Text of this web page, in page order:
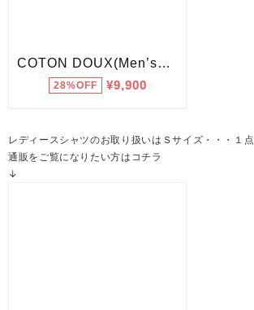
レディースシャツのお取り扱いはＳサイズ・・・１点
通販をご覧になりたい方はコチラ
↓